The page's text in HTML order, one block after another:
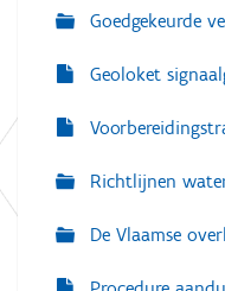
Goedgekeurde
Geoloket
Richtlijnen
De Vlaamse